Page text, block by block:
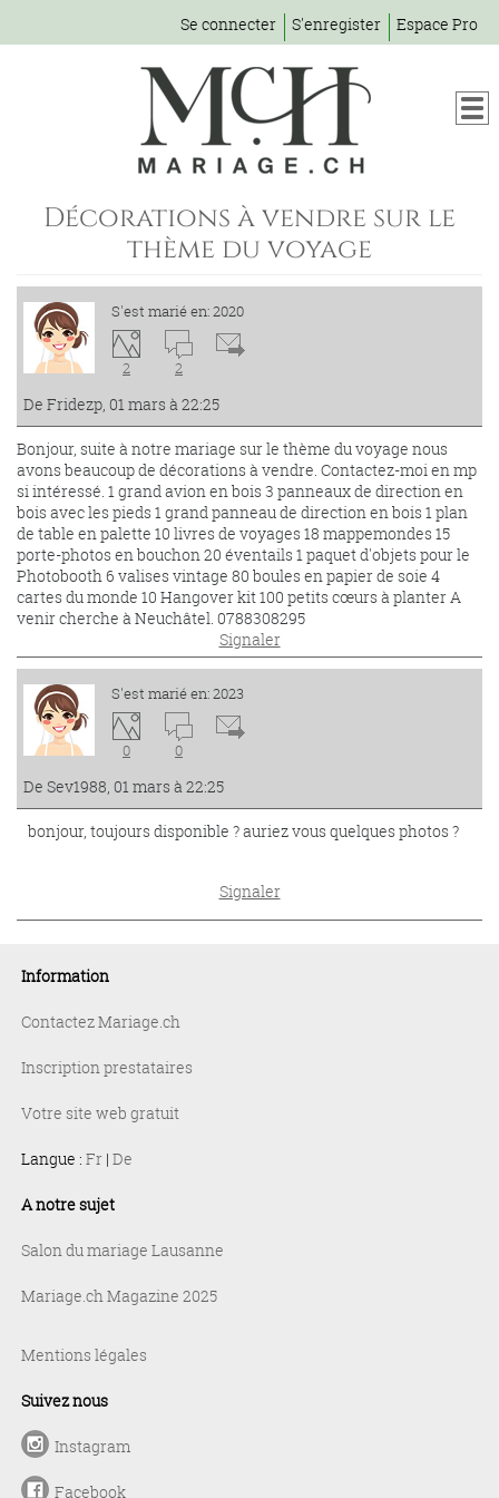
Se connecter S'enregister Espace Pro
Décorations à vendre sur le
thème du voyage
S'est marié en: 2020
2 2
De Fridezp, 01 mars à 22:25
Bonjour, suite à notre mariage sur le thème du voyage nous
avons beaucoup de décorations à vendre. Contactez-moi en mp
si intéressé. 1 grand avion en bois 3 panneaux de direction en
bois avec les pieds 1 grand panneau de direction en bois 1 plan
de table en palette 10 livres de voyages 18 mappemondes 15
porte-photos en bouchon 20 éventails 1 paquet d'objets pour le
Photobooth 6 valises vintage 80 boules en papier de soie 4
cartes du monde 10 Hangover kit 100 petits cœurs à planter A
venir cherche à Neuchâtel. 0788308295
Signaler
S'est marié en: 2023
0 0
De Sev1988, 01 mars à 22:25
bonjour, toujours disponible ? auriez vous quelques photos ?
Signaler
Information
Contactez Mariage.ch
Inscription prestataires
Votre site web gratuit
Langue : Fr | De
A notre sujet
Salon du mariage Lausanne
Mariage.ch Magazine 2025
Mentions légales
Suivez nous
Instagram
Facebook